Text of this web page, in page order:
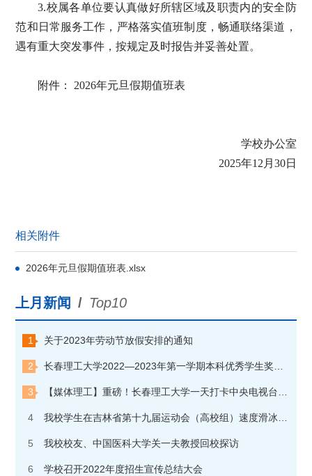
3.校属各单位要认真做好所辖区域及职责内的安全防
范和日常服务工作，严格落实值班制度，畅通联络渠道，
遇有重大突发事件，按规定及时报告并妥善处置。
附件： 2026年元旦假期值班表
学校办公室
2025年12月30日
相关附件
2026年元旦假期值班表.xlsx
上月新闻 / Top10
1 关于2023年劳动节放假安排的通知
2 长春理工大学2022—2023年第一学期本科优秀学生奖学金获奖学生名单公示
3 【媒体理工】重磅！长春理工大学一天打卡中央电视台“朝闻天下”和“焦点访谈”两个栏目
4 我校学生在吉林省第十九届运动会（高校组）速度滑冰比赛中夺金
5 我校校友、中国医科大学关一夫教授回校探访
6 学校召开2022年度招生宣传总结大会